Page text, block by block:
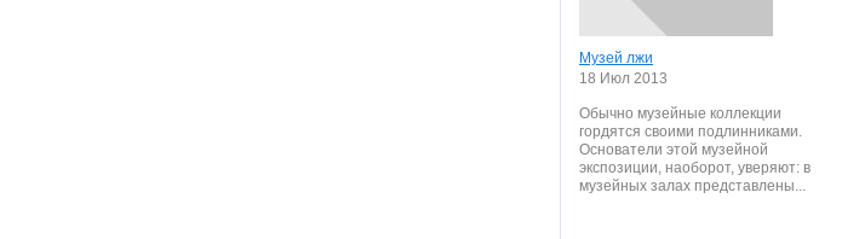
Музей лжи
18 Июл 2013
Обычно музейные коллекции
гордятся своими подлинниками.
Основатели этой музейной
экспозиции, наоборот, уверяют: в
музейных залах представлены...